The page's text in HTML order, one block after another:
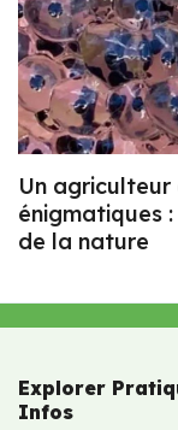
Un
énigmatiques
de la nature
Explorer
Infos